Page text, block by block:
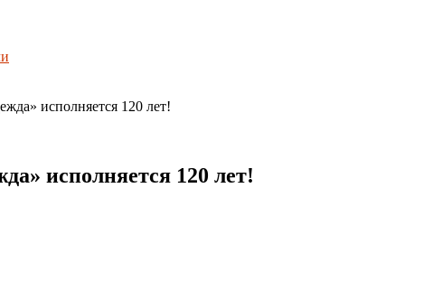
исполняется 120 лет!
исполняется 120 лет!